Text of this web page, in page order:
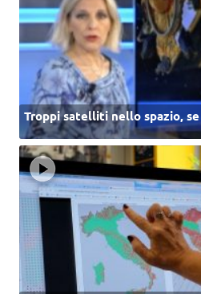
Troppi satelliti nello spazio,